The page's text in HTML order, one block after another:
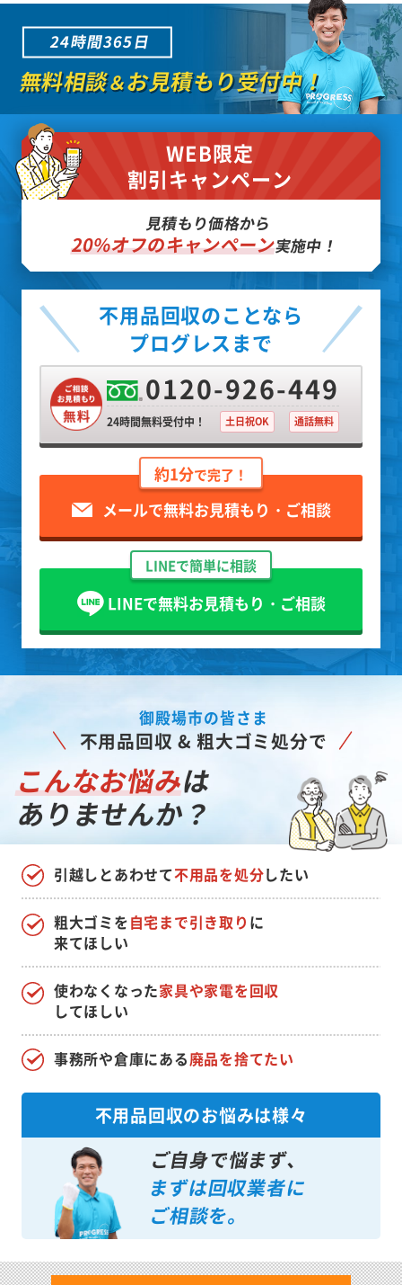
24時間365日
無料相談＆お見積もり受付中！
WEB限定
割引キャンペーン
見積もり価格から
20%オフのキャンペーン実施中！
不用品回収のことなら
プログレスまで
0120-926-449
24時間無料受付中！ 土日祝OK 通話無料
約1分で完了！
メールで無料お見積もり・ご相談
LINEで簡単に相談
LINEで無料お見積もり・ご相談
御殿場市の皆さま
不用品回収 & 粗大ゴミ処分で
こんなお悩みは
ありませんか？
引越しとあわせて不用品を処分したい
使わなくなった家具や家電を回収
してほしい
粗大ゴミを自宅まで引き取り に
来てほしい
事務所や倉庫にある廃品を捨てたい
不用品回収のお悩みは様々
ご自身で悩まず、
まずは回収業者に
ご相談を。